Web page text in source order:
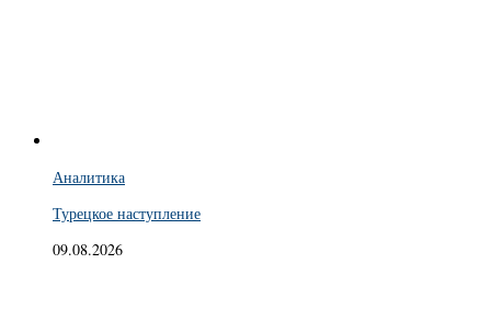
Аналитика
Турецкое наступление
09.08.2026